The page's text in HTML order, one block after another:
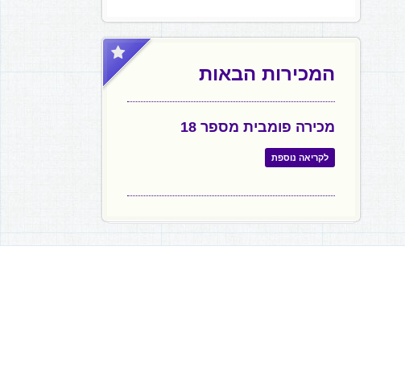
המכירות הבאות
מכירה פומבית מספר 18
לקריאה נוספת